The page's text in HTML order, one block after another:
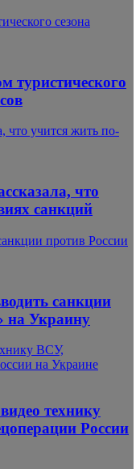
сезона
туристического
что учится жить по-
что
санкций
против России
санкции
на Украину
ВСУ,
на Украине
технику
России